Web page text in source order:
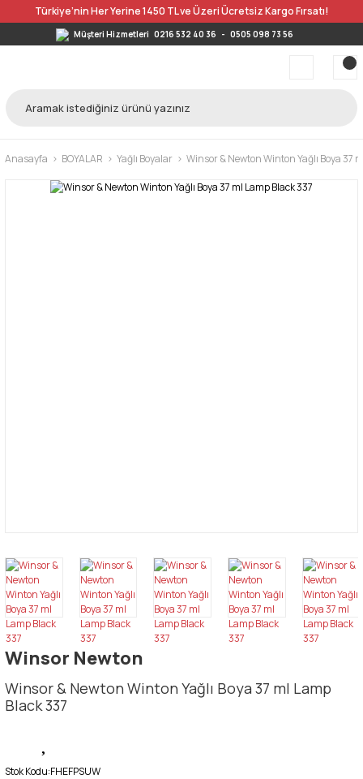
Türkiye’nin Her Yerine 1450 TL ve Üzeri Ücretsiz Kargo Fırsatı!
Müşteri Hizmetleri 0216 532 40 36 - 0505 098 73 56
Anasayfa BOYALAR Yağlı Boyalar Winsor & Newton Winton Yağlı Boya 37
Winsor Newton
Winsor & Newton Winton Yağlı Boya 37 ml Lamp
Black 337
Stok Kodu:FHEFPSUW